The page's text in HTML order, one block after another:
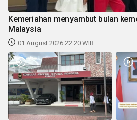
Kemeriahan menyambut bulan
Malaysia
01 August 2026 22:20 WIB